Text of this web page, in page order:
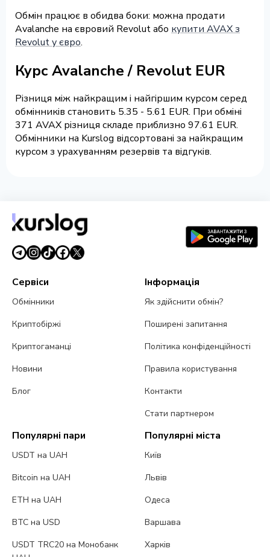
Обмін працює в обидва боки: можна продати
Avalanche на євровий Revolut або купити AVAX з
Revolut у євро.
Курс Avalanche / Revolut EUR
Різниця між найкращим і найгіршим курсом серед
обмінників становить 5.35 - 5.61 EUR. При обміні
371 AVAX різниця складе приблизно 97.61 EUR.
Обмінники на Kurslog відсортовані за найкращим
курсом з урахуванням резервів та відгуків.
Сервіси
Обмінники
Криптобіржі
Криптогаманці
Новини
Блог
Інформація
Як здійснити обмін?
Поширені запитання
Політика конфіденційності
Правила користування
Контакти
Стати партнером
Популярні пари
USDT на UAH
Bitcoin на UAH
ETH на UAH
BTC на USD
USDT TRC20 на Монобанк
Популярні міста
Київ
Львів
Одеса
Варшава
Харків